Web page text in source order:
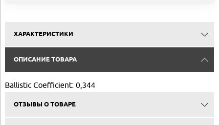
ХАРАКТЕРИСТИКИ
ОПИСАНИЕ ТОВАРА
Ballistic Coefficient: 0,344
ОТЗЫВЫ О ТОВАРЕ